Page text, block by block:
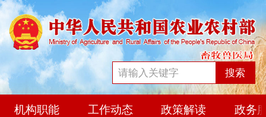
搜索
机构职能 工作动态 政策解读 政务